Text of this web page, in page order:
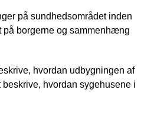
på sundhedsområdet inden
på borgerne og sammenhæng
hvordan udbygningen af
hvordan sygehusene i